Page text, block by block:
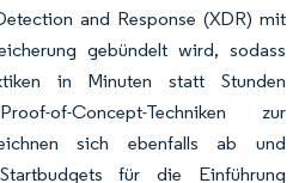
and Response (XDR) mit
gebündelt wird, sodass
in Minuten statt Stunden
of-Concept-Techniken zur
sich ebenfalls ab und
für die Einführung